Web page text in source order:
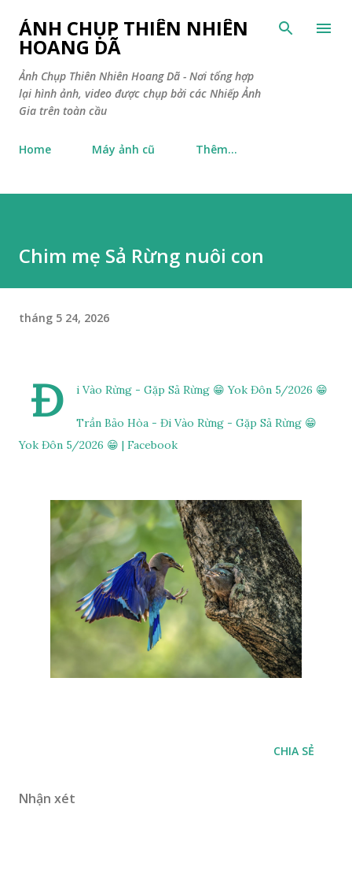
Chuyển đến nội dung chính
ẢNH CHỤP THIÊN NHIÊN
HOANG DÃ
Ảnh Chụp Thiên Nhiên Hoang Dã - Nơi tổng hợp
lại hình ảnh, video được chụp bởi các Nhiếp Ảnh
Gia trên toàn cầu
Home Máy ảnh cũ Thêm…
Chim mẹ Sả Rừng nuôi con
tháng 5 24, 2026
Đ i Vào Rừng - Gặp Sả Rừng 😁 Yok Đôn 5/2026 😁
Trần Bảo Hòa - Đi Vào Rừng - Gặp Sả Rừng 😁
Yok Đôn 5/2026 😁 | Facebook
CHIA SẺ
Nhận xét